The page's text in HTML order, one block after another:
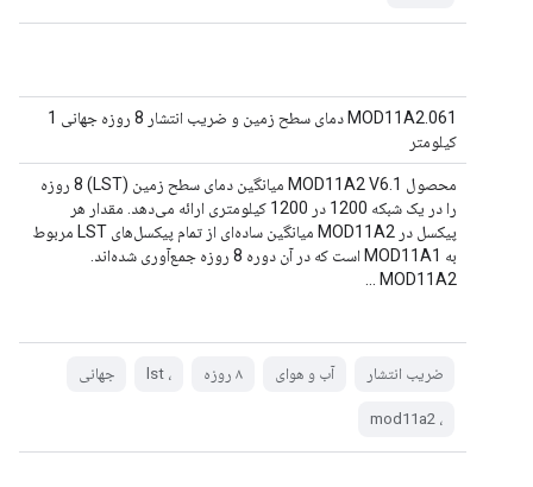
MOD11A2.061 دمای سطح زمین و ضریب انتشار 8 روزه جهانی 1
کیلومتر
محصول MOD11A2 V6.1 میانگین دمای سطح زمین (LST) 8 روزه
را در یک شبکه 1200 در 1200 کیلومتری ارائه می‌دهد. مقدار هر
پیکسل در MOD11A2 میانگین ساده‌ای از تمام پیکسل‌های LST مربوط
به MOD11A1 است که در آن دوره 8 روزه جمع‌آوری شده‌اند.
MOD11A2 ...
ضریب انتشار آب و هوای ۸ روزه ، lst جهانی
، mod11a2